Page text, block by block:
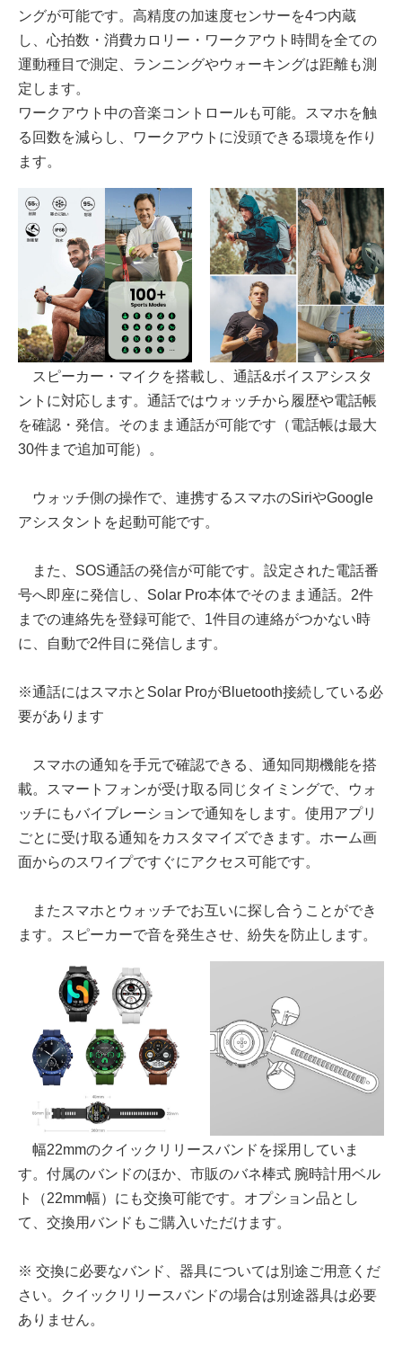
ングが可能です。高精度の加速度センサーを4つ内蔵
し、心拍数・消費カロリー・ワークアウト時間を全ての
運動種目で測定、ランニングやウォーキングは距離も測
定します。
ワークアウト中の音楽コントロールも可能。スマホを触
る回数を減らし、ワークアウトに没頭できる環境を作り
ます。
スピーカー・マイクを搭載し、通話&ボイスアシスタ
ントに対応します。通話ではウォッチから履歴や電話帳
を確認・発信。そのまま通話が可能です（電話帳は最大
30件まで追加可能）。
ウォッチ側の操作で、連携するスマホのSiriやGoogle
アシスタントを起動可能です。
また、SOS通話の発信が可能です。設定された電話番
号へ即座に発信し、Solar Pro本体でそのまま通話。2件
までの連絡先を登録可能で、1件目の連絡がつかない時
に、自動で2件目に発信します。
※通話にはスマホとSolar ProがBluetooth接続している必
要があります
スマホの通知を手元で確認できる、通知同期機能を搭
載。スマートフォンが受け取る同じタイミングで、ウォ
ッチにもバイブレーションで通知をします。使用アプリ
ごとに受け取る通知をカスタマイズできます。ホーム画
面からのスワイプですぐにアクセス可能です。
またスマホとウォッチでお互いに探し合うことができ
ます。スピーカーで音を発生させ、紛失を防止します。
幅22mmのクイックリリースバンドを採用していま
す。付属のバンドのほか、市販のバネ棒式 腕時計用ベル
ト（22mm幅）にも交換可能です。オプション品とし
て、交換用バンドもご購入いただけます。
※ 交換に必要なバンド、器具については別途ご用意くだ
さい。クイックリリースバンドの場合は別途器具は必要
ありません。